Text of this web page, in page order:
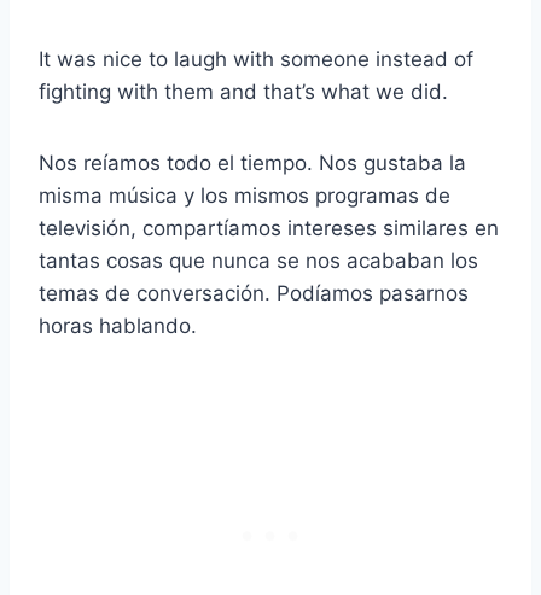
It was nice to laugh with someone instead of
fighting with them and that’s what we did.
Nos reíamos todo el tiempo. Nos gustaba la
misma música y los mismos programas de
televisión, compartíamos intereses similares en
tantas cosas que nunca se nos acababan los
temas de conversación. Podíamos pasarnos
horas hablando.